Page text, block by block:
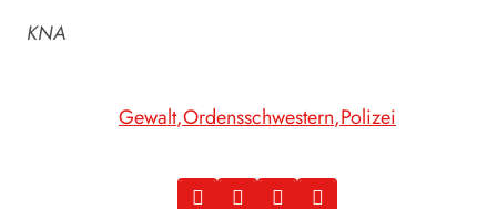
KNA
Gewalt Ordensschwestern Polizei